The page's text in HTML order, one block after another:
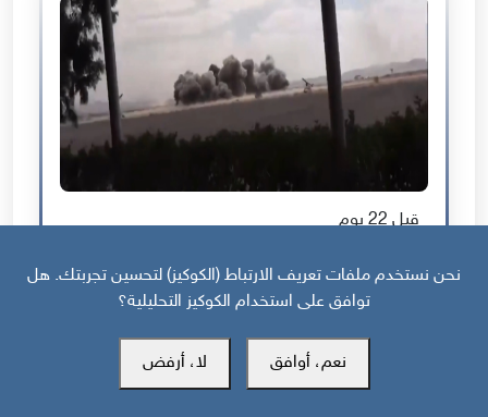
قبل 22 يوم
نحن نستخدم ملفات تعريف الارتباط (الكوكيز) لتحسين تجربتك. هل
توافق على استخدام الكوكيز التحليلية؟
نعم، أوافق لا، أرفض